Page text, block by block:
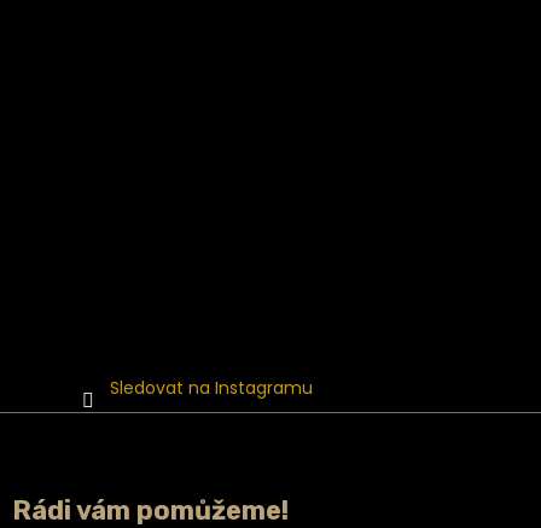
Sledovat na Instagramu
Rádi vám pomůžeme!